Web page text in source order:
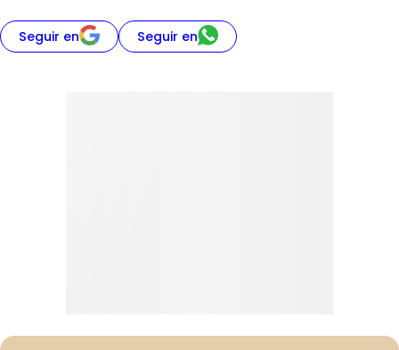
Seguir en Seguir en